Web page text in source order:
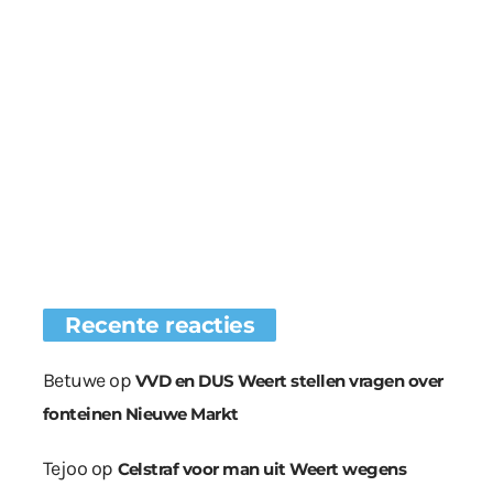
Recente reacties
Betuweop VVD en DUS Weert stellen vragen over
fonteinen Nieuwe Markt
Tejoo op Celstraf voor man uit Weert wegens